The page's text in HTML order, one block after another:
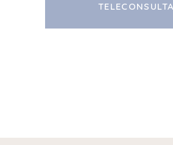
TELECONSULTA